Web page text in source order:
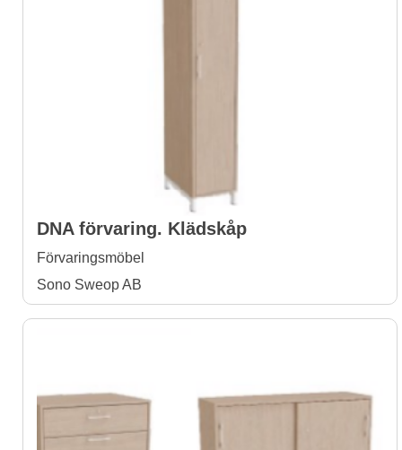
DNA förvaring. Klädskåp
Förvaringsmöbel
Sono Sweop AB